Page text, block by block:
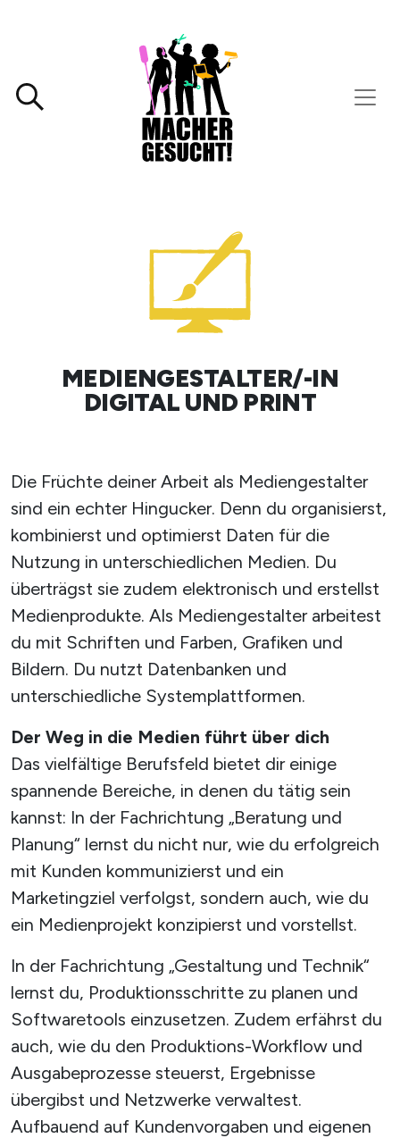
MEDIENGESTALTER/-IN
DIGITAL UND PRINT
Die Früchte deiner Arbeit als Mediengestalter
sind ein echter Hingucker. Denn du organisierst,
kombinierst und optimierst Daten für die
Nutzung in unterschiedlichen Medien. Du
überträgst sie zudem elektronisch und erstellst
Medienprodukte. Als Mediengestalter arbeitest
du mit Schriften und Farben, Grafiken und
Bildern. Du nutzt Datenbanken und
unterschiedliche Systemplattformen.
Der Weg in die Medien führt über dich
Das vielfältige Berufsfeld bietet dir einige
spannende Bereiche, in denen du tätig sein
kannst: In der Fachrichtung „Beratung und
Planung“ lernst du nicht nur, wie du erfolgreich
mit Kunden kommunizierst und ein
Marketingziel verfolgst, sondern auch, wie du
ein Medienprojekt konzipierst und vorstellst.
In der Fachrichtung „Gestaltung und Technik“
lernst du, Produktionsschritte zu planen und
Softwaretools einzusetzen. Zudem erfährst du
auch, wie du den Produktions-Workflow und
Ausgabeprozesse steuerst, Ergebnisse
übergibst und Netzwerke verwaltest.
Aufbauend auf Kundenvorgaben und eigenen